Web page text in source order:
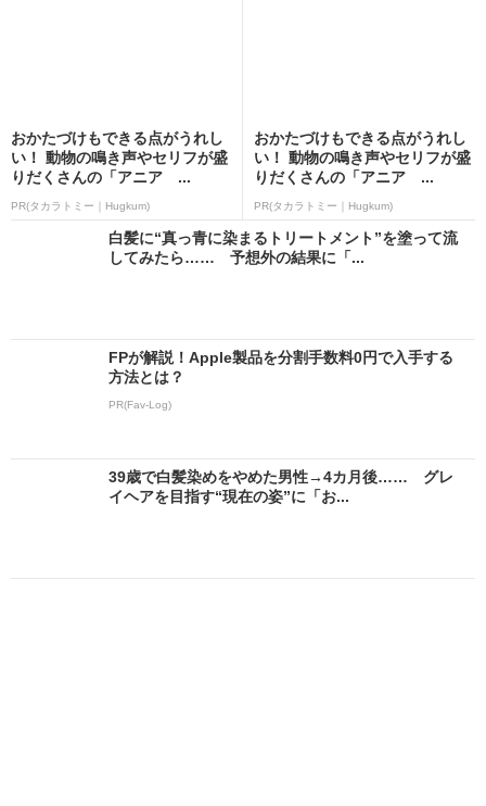
おかたづけもできる点がうれし
い！ 動物の鳴き声やセリフが盛
りだくさんの「アニア ...
PR(タカラトミー｜Hugkum)
おかたづけもできる点がうれし
い！ 動物の鳴き声やセリフが盛
りだくさんの「アニア ...
PR(タカラトミー｜Hugkum)
白髪に“真っ青に染まるトリートメント”を塗って流
してみたら…… 予想外の結果に「...
FPが解説！Apple製品を分割手数料0円で入手する
方法とは？
PR(Fav-Log)
39歳で白髪染めをやめた男性→4カ月後…… グレ
イヘアを目指す“現在の姿”に「お...